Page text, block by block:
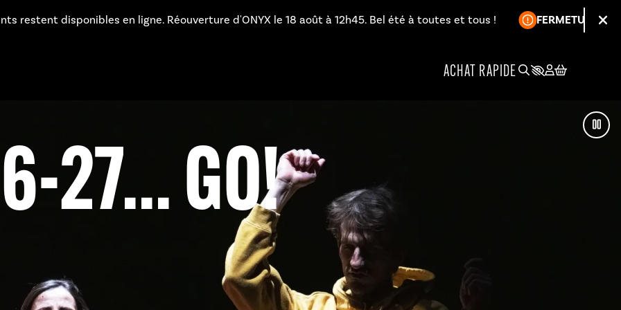
en ligne. Réouverture d'ONYX le 18 août à 12h45. Bel été à toutes et tous ! Information :
FERMETURE ESTIVALE
ACHAT RAPIDE
27... GO!
?
À
!
DU